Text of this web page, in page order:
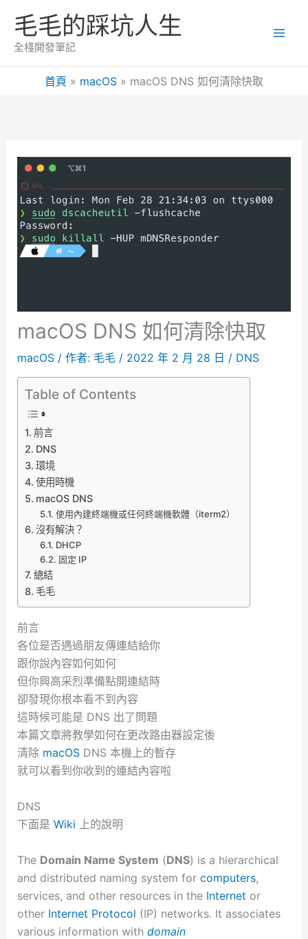
毛毛的踩坑人生
全棧開發筆記
首頁 macOS macOS DNS 如何清除快取
macOS DNS 如何清除快取
macOS/ 作者: 毛毛 / 2022 年 2 月 28 日 / DNS
Table of Contents
前言
DNS
環境
使用時機
macOS DNS
使用內建終端機或任何終端機軟體（iterm2）
沒有解決？
DHCP
固定 IP
總結
毛毛
前言
各位是否遇過朋友傳連結給你
跟你說內容如何如何
但你興高采烈準備點開連結時
卻發現你根本看不到內容
這時候可能是 DNS 出了問題
本篇文章將教學如何在更改路由器設定後
清除 macOSDNS 本機上的暫存
就可以看到你收到的連結內容啦
DNS
下面是 Wiki 上的說明
The Domain Name System (DNS) is a hierarchical
and distributed naming system for computers,
services, and other resources in the Internet or
other Internet Protocol (IP) networks. It associates
various information with domain